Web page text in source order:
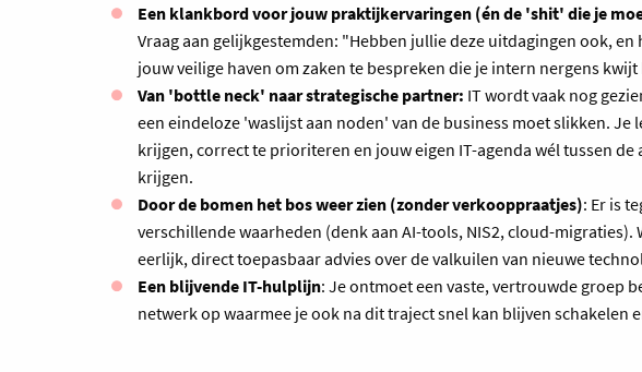
Een klankbord voor jouw praktijkervaringen (én de 'shit' die je
Vraag aan gelijkgestemden: "Hebben jullie deze uitdagingen ook,
jouw veilige haven om zaken te bespreken die je intern nergens kwijt
Van 'bottle neck' naar strategische partner: IT wordt vaak nog
een eindeloze 'waslijst aan noden' van de business moet slikken.
krijgen, correct te prioriteren en jouw eigen IT-agenda wél tussen
krijgen.
Door de bomen het bos weer zien (zonder verkooppraatjes): Er is
verschillende waarheden (denk aan AI-tools, NIS2, cloud-
eerlijk, direct toepasbaar advies over de valkuilen van nieuwe
Een blijvende IT-hulplijn: Je ontmoet een vaste, vertrouwde groep
netwerk op waarmee je ook na dit traject snel kan blijven schakelen